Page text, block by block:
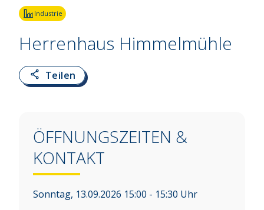
Industrie
Herrenhaus Himmelmühle
Teilen
ÖFFNUNGSZEITEN &
KONTAKT
Sonntag, 13.09.2026 15:00 - 15:30 Uhr